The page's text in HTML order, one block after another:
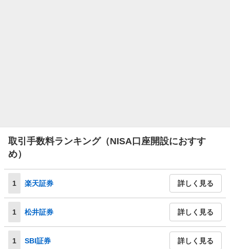
取引手数料ランキング（NISA口座開設におすす
め）
1 楽天証券 詳しく見る
1 松井証券 詳しく見る
1 SBI証券 詳しく見る